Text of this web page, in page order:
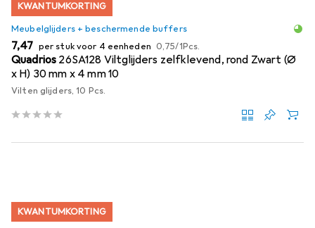
KWANTUMKORTING
Meubelglijders + beschermende buffers
EUR
7,47 per stuk voor 4 eenheden EUR
0,75/1Pcs.
Quadrios 26SA128 Viltglijders zelfklevend, rond Zwart (Ø
x H) 30 mm x 4 mm 10
Vilten glijders, 10 Pcs.
KWANTUMKORTING